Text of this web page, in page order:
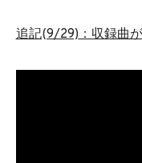
追記(9/29) ：収録曲